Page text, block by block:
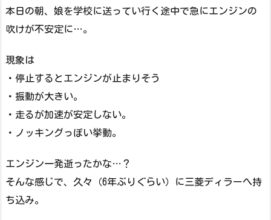
本日の朝、娘を学校に送ってい行く途中で急にエンジンの
吹けが不安定に…。
現象は
・停止するとエンジンが止まりそう
・振動が大きい。
・走るが加速が安定しない。
・ノッキングっぽい挙動。
エンジン一発逝ったかな…？
そんな感じで、久々（6年ぶりぐらい）に三菱ディラーへ持
ち込み。